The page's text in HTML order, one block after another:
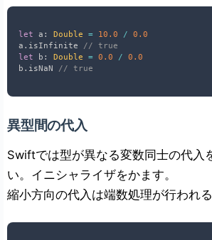
let a : Double = 10.0 /
0.0
a . isInfinite // true
let b : Double = 0.0 /
0.0
b . isNaN // true
異型間の代入
Swiftでは型が異なる変数同士の代入
い。イニシャライザをかます。
縮小方向の代入は端数処理が行われる